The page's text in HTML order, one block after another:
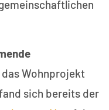
Wohnprojekt
sich bereits der